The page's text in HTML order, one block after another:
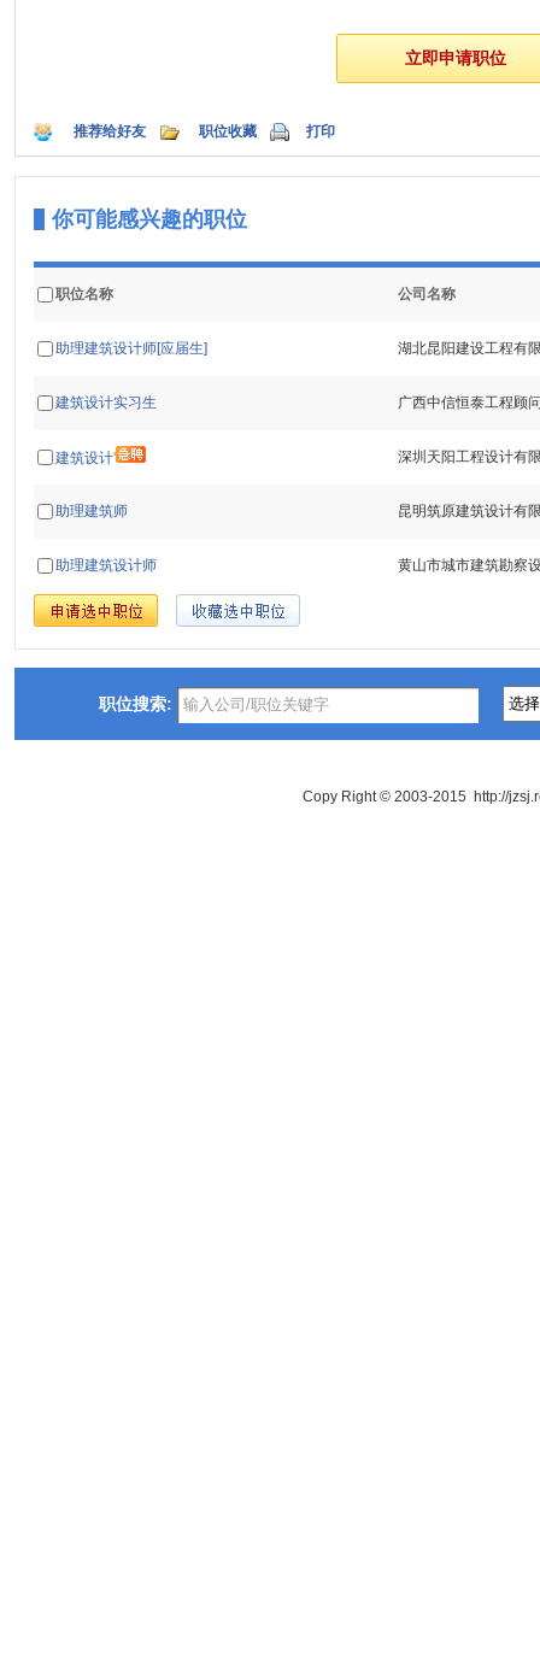
推荐给好友 职位收藏 打印
你可能感兴趣的职位
职位名称 公司名称
助理建筑设计师[应届生] 湖北昆阳建设工程有
建筑设计实习生 广西中信恒泰工程顾
建筑设计 深圳天阳工程设计有
助理建筑师 昆明筑原建筑设计有
助理建筑设计师 黄山市城市建筑勘察
职位搜索:
Copy Right © 2003-2015 http://